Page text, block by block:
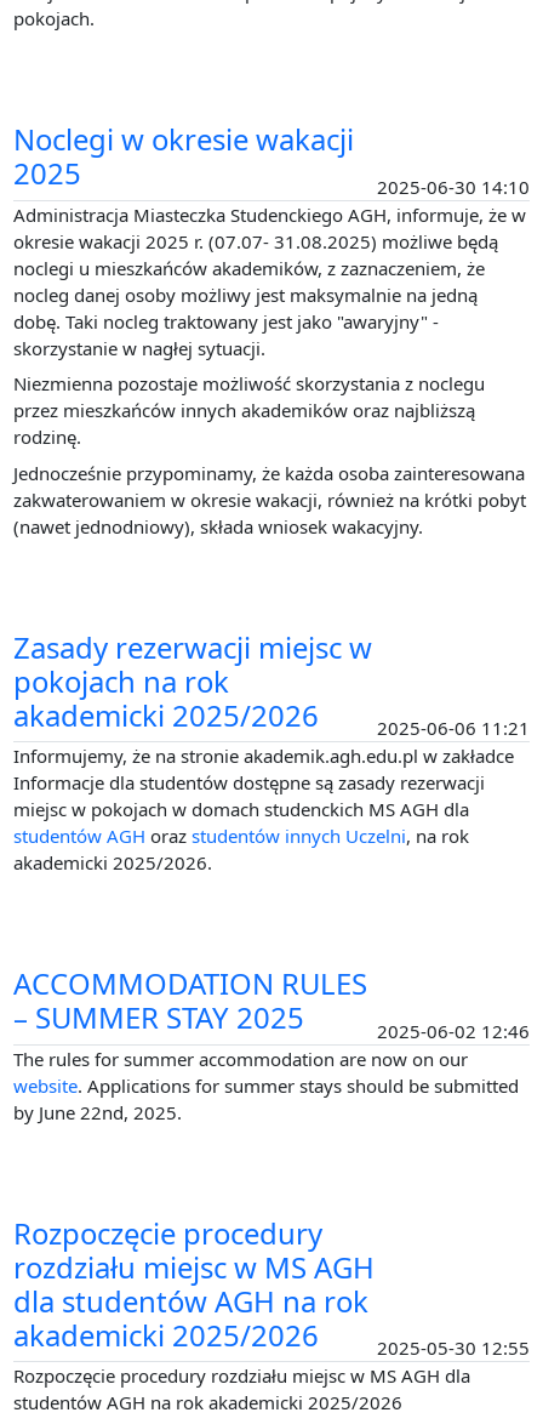
pokojach.
Noclegi w okresie wakacji
2025
2025-06-30 14:10
Administracja Miasteczka Studenckiego AGH, informuje, że w
okresie wakacji 2025 r. (07.07- 31.08.2025) możliwe będą
noclegi u mieszkańców akademików, z zaznaczeniem, że
nocleg danej osoby możliwy jest maksymalnie na jedną
dobę. Taki nocleg traktowany jest jako "awaryjny" -
skorzystanie w nagłej sytuacji.
Niezmienna pozostaje możliwość skorzystania z noclegu
przez mieszkańców innych akademików oraz najbliższą
rodzinę.
Jednocześnie przypominamy, że każda osoba zainteresowana
zakwaterowaniem w okresie wakacji, również na krótki pobyt
(nawet jednodniowy), składa wniosek wakacyjny.
Zasady rezerwacji miejsc w
pokojach na rok
akademicki 2025/2026
2025-06-06 11:21
Informujemy, że na stronie akademik.agh.edu.pl w zakładce
Informacje dla studentów dostępne są zasady rezerwacji
miejsc w pokojach w domach studenckich MS AGH dla
studentów AGH orazstudentów innych Uczelni, na rok
akademicki 2025/2026.
ACCOMMODATION RULES
– SUMMER STAY 2025
2025-06-02 12:46
The rules for summer accommodation are now on our
website. Applications for summer stays should be submitted
by June 22nd, 2025.
Rozpoczęcie procedury
rozdziału miejsc w MS AGH
dla studentów AGH na rok
akademicki 2025/2026
2025-05-30 12:55
Rozpoczęcie procedury rozdziału miejsc w MS AGH dla
studentów AGH na rok akademicki 2025/2026